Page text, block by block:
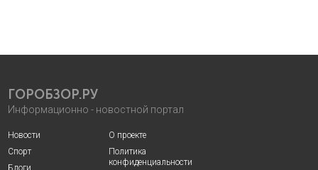
ГОРОБЗОР.РУ
Информационно - новостной портал
Новости
Спорт
Блоги
О проекте
Политика
конфиденциальности